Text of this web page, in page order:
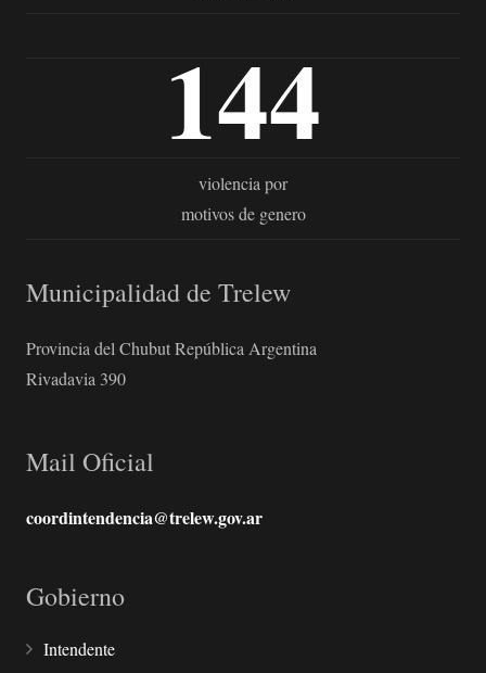
144
violencia por
motivos de genero
Municipalidad de Trelew
Provincia del Chubut República Argentina
Rivadavia 390
Mail Oficial
coordintendencia@trelew.gov.ar
Gobierno
Intendente